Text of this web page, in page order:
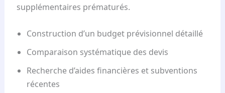
supplémentaires prématurés.
Construction d’un budget prévisionnel détaillé
Comparaison systématique des devis
Recherche d’aides financières et subventions
récentes